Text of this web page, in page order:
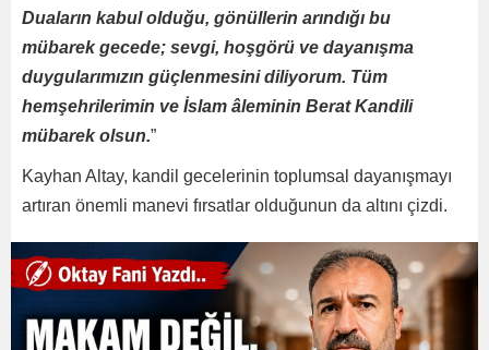
Duaların kabul olduğu, gönüllerin arındığı bu
mübarek gecede; sevgi, hoşgörü ve dayanışma
duygularımızın güçlenmesini diliyorum. Tüm
hemşehrilerimin ve İslam âleminin Berat Kandili
mübarek olsun.”
Kayhan Altay, kandil gecelerinin toplumsal dayanışmayı
artıran önemli manevi fırsatlar olduğunun da altını çizdi.